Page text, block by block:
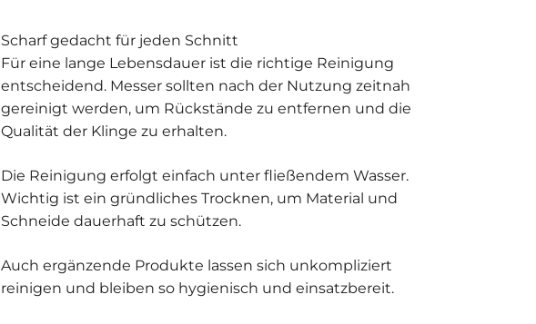
Scharf gedacht für jeden Schnitt
Für eine lange Lebensdauer ist die richtige Reinigung
entscheidend. Messer sollten nach der Nutzung zeitnah
gereinigt werden, um Rückstände zu entfernen und die
Qualität der Klinge zu erhalten.
Die Reinigung erfolgt einfach unter fließendem Wasser.
Wichtig ist ein gründliches Trocknen, um Material und
Schneide dauerhaft zu schützen.
Auch ergänzende Produkte lassen sich unkompliziert
reinigen und bleiben so hygienisch und einsatzbereit.